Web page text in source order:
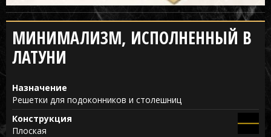
МИНИМАЛИЗМ, ИСПОЛНЕННЫЙ В
ЛАТУНИ
Назначение
Решетки для подоконников и столешниц
Конструкция
Плоская